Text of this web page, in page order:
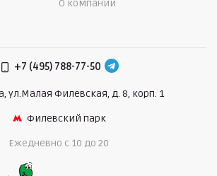
О компании
+7 (495) 788-77-50
ул.Малая Филевская, д. 8, корп. 1
Филевский парк
Ежедневно c 10 до 20